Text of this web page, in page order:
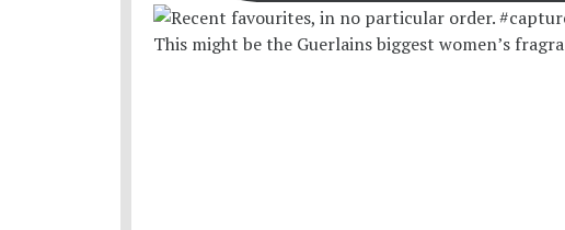
This might be the Guerlains biggest women’s fragra